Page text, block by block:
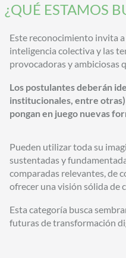
¿QUÉ ESTAMOS
Este reconocimiento invita
inteligencia colectiva y las
provocadoras y ambiciosas
Los postulantes deberán
institucionales, entre
pongan en juego nuevas
Pueden utilizar toda su
sustentadas y
comparadas relevantes, de
ofrecer una visión sólida de
Esta categoría busca
futuras de transformación